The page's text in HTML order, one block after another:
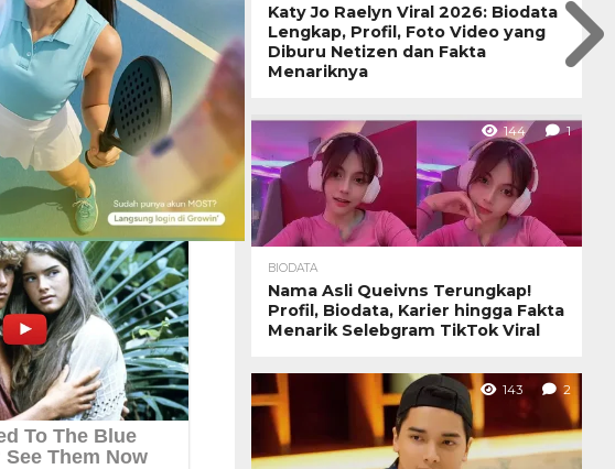
Katy Jo Raelyn Viral 2026: Biodata
Lengkap, Profil, Foto Video yang
Diburu Netizen dan Fakta
Menariknya
144 1
BIODATA
Nama Asli Queivns Terungkap!
Profil, Biodata, Karier hingga Fakta
Menarik Selebgram TikTok Viral
143 2